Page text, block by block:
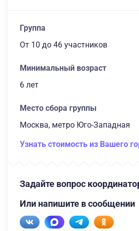
Группа
От 10 до 46 участников
Минимальный возраст
6 лет
Место сбора группы
Москва, метро Юго-Западная
Узнать стоимость из Вашего
Задайте вопрос
Или напишите в сообщении